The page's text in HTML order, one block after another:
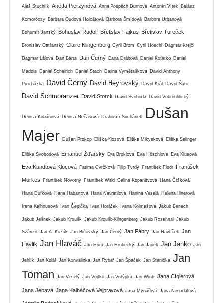
Aleš Stuchlík Anetta Pierzynová Anna Pospěch Durnová Antonín Vítek Balász
Komoróczy Barbara Oudová Holcátová Barbora Šmídová Barbora Urbanová
Bohumír Janský Bohuslav Rudolf Břetislav Fajkus Břetislav Tureček
Bronislav Ostřanský Claire Klingenberg Cyril Brom Cyril Hoschl Dagmar Krejčí
Dagmar Lálová Dan Bárta Dan Černý Dana Drábová Daniel Koťátko Daniel
Madzia Daniel Scheirich Daniel Stach Darina Vymětalíková David Anthony
Procházka David Černý David Heyrovský David Král David Šanc
David Schmoranzer David Storch David Svoboda David Vokrouhlický
Denisa Kubániová Denisa Nečasová Drahomír Suchánek
Dušan
Majer Dušan Prokop Eliška Klozová Eliška Mikysková Eliška Selinger
Eliška Svobodová Emanuel Žďárský Eva Broklová Eva Höschlová Eva Klusová
Eva Kundtová Klocová Fatima Cvrčková Filip Tvrdý František Flodr František
Morkes František Novotný František Wald Galina Kopaněvová Hana Čížková
Hana Dufková Hana Habartová Hana Navrátilová Hanina Veselá Helena Illnerová
Irena Kalhousová Ivan Čepička Ivan Horáček Ivana Kolmašová Jakub Benech
Jakub Jelínek Jakub Kroulík Jakub Kroulík-Klingenberg Jakub Rozehnal Jakub
Szánzo Jan A. Kozák Jan Bičovský Jan Černý Jan Fábry Jan Havlíček Jan
Havlík Jan Hlaváč Jan Hora Jan Hrubecký Jan Janek Jan Janko Jan
Jehlík Jan Kolář Jan Konvalinka Jan Rybář Jan Špaček Jan Stěnička Jan
Toman
Jan Veselý Jan Vojtko Jan Votýpka Jan Wintr Jana Cíglerová
Jana Jebavá Jana Kalbáčová Vejpravová Jana Mynářová Jana Nenadalová